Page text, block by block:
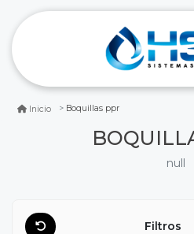
Inicio Boquillas ppr
null
Filtros